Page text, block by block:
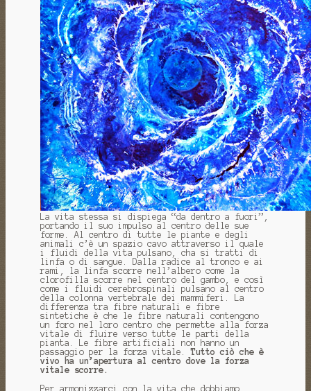
La vita stessa si dispiega “da dentro a fuori”,
portando il suo impulso al centro delle sue
forme. Al centro di tutte le piante e degli
animali c’è un spazio cavo attraverso il quale
i fluidi della vita pulsano, cha si tratti di
linfa o di sangue. Dalla radice al tronco e ai
rami, la linfa scorre nell’albero come la
clorofilla scorre nel centro del gambo, e così
come i fluidi cerebrospinali pulsano al centro
della colonna vertebrale dei mammiferi. La
differenza tra fibre naturali e fibre
sintetiche è che le fibre naturali contengono
un foro nel loro centro che permette alla forza
vitale di fluire verso tutte le parti della
pianta. Le fibre artificiali non hanno un
passaggio per la forza vitale.Tutto ciò che è
vivo ha un’apertura al centro dove la forza
vitale scorre.
Per armonizzarci con la vita che dobbiamo